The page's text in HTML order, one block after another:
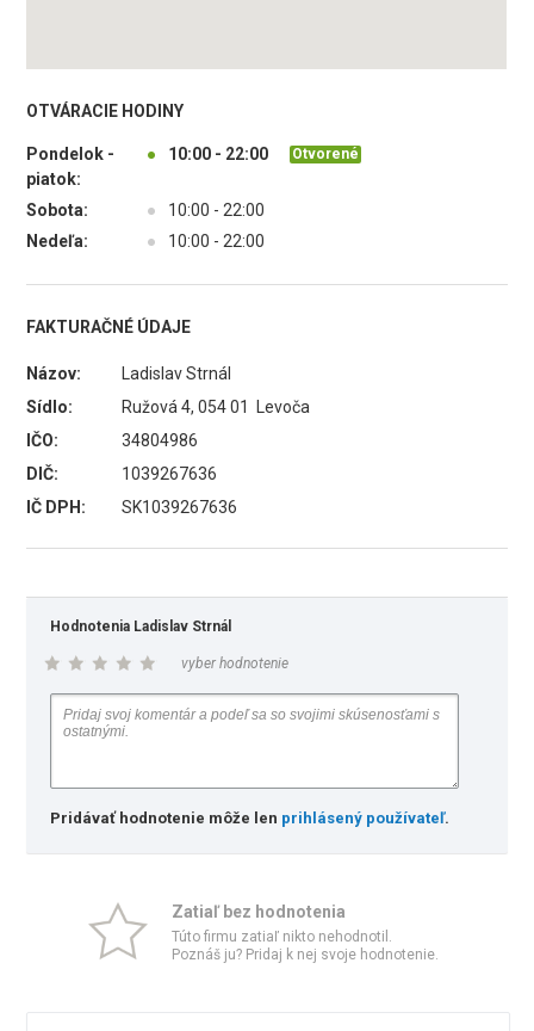
OTVÁRACIE HODINY
Pondelok -
piatok:
● 10:00 - 22:00 Otvorené
Sobota: ●
10:00 - 22:00
Nedeľa:
● 10:00 - 22:00
FAKTURAČNÉ ÚDAJE
Názov:
Ladislav Strnál
Sídlo:
Ružová 4, 054 01 Levoča
IČO:
34804986
DIČ:
1039267636
IČ DPH:
SK1039267636
Hodnotenia Ladislav Strnál
vyber hodnotenie
Pridávať hodnotenie môže len prihlásený používateľ.
Zatiaľ bez hodnotenia
Túto firmu zatiaľ nikto nehodnotil.
Poznáš ju? Pridaj k nej svoje hodnotenie.